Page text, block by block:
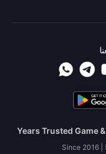
Since 2016